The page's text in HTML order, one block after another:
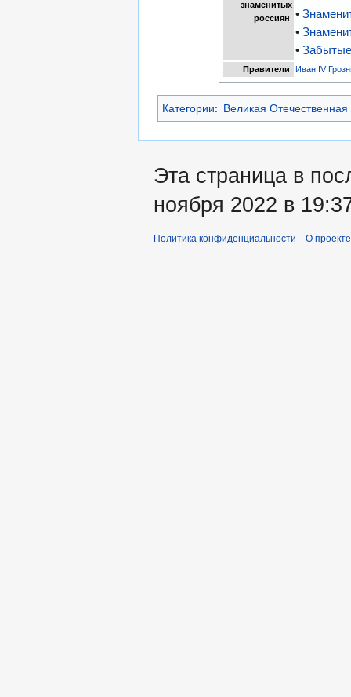
знаменитых
россиян
•
•
•Забытые
Правители Иван IV
Категории: Великая
Эта страница в
ноября 2022 в
Политика конфиденциальности О проекте